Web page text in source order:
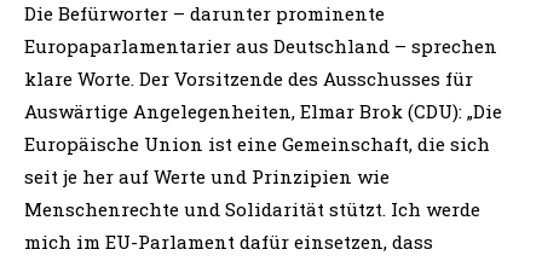
Die Befürworter – darunter prominente
Europaparlamentarier aus Deutschland – sprechen
klare Worte. Der Vorsitzende des Ausschusses für
Auswärtige Angelegenheiten, Elmar Brok (CDU): „Die
Europäische Union ist eine Gemeinschaft, die sich
seit je her auf Werte und Prinzipien wie
Menschenrechte und Solidarität stützt. Ich werde
mich im EU-Parlament dafür einsetzen, dass